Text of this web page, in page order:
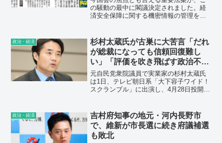
の騒動の最中に閣議決定されました。経
済安全保障に関する機密情報の管理を強
情報の取り扱いを有資格者に限定する
「セキュリティー・クリアランス（適性
評価）」制度の創設が柱です。
政治・経済
杉村太蔵氏が古巣に大苦言「だれ
が総裁になっても信頼回復難し
い」「評価を吹き飛ばす政治不
信」
元自民党衆院議員で実業家の杉村太蔵氏
は1日、テレビ朝日系「大下容子ワイド！
スクランブル」に出演し、4月28日投開票
とについて「なかなか立て直すのは難し
いのではないか」と指摘した。
政治・経済
吉村府知事の地元・河内長野市
で、維新が市長選に続き府議補選
も敗北